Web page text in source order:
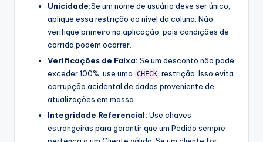
Unicidade:Se um nome de usuário deve ser único,
aplique essa restrição ao nível da coluna. Não
verifique primeiro na aplicação, pois condições de
corrida podem ocorrer.
Verificações de Faixa: Se um desconto não pode
exceder 100%, use uma CHECK restrição. Isso evita
corrupção acidental de dados proveniente de
atualizações em massa.
Integridade Referencial: Use chaves
estrangeiras para garantir que um Pedido sempre